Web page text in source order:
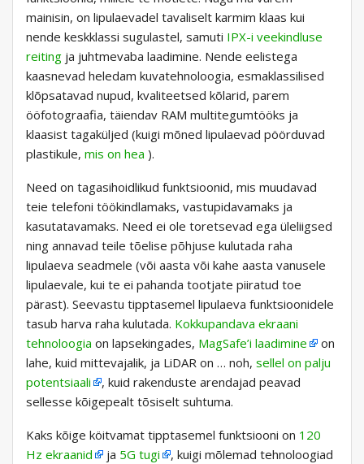
mainisin, on lipulaevadel tavaliselt karmim klaas kui
nende keskklassi sugulastel, samuti IPX-i veekindluse
reiting ja juhtmevaba laadimine. Nende eelistega
kaasnevad heledam kuvatehnoloogia, esmaklassilised
klõpsatavad nupud, kvaliteetsed kõlarid, parem
ööfotograafia, täiendav RAM multitegumtööks ja
klaasist tagaküljed (kuigi mõned lipulaevad pöörduvad
plastikule, mis on hea ).
Need on tagasihoidlikud funktsioonid, mis muudavad
teie telefoni töökindlamaks, vastupidavamaks ja
kasutatavamaks. Need ei ole toretsevad ega üleliigsed
ning annavad teile tõelise põhjuse kulutada raha
lipulaeva seadmele (või aasta või kahe aasta vanusele
lipulaevale, kui te ei pahanda tootjate piiratud toe
pärast). Seevastu tipptasemel lipulaeva funktsioonidele
tasub harva raha kulutada. Kokkupandava ekraani
tehnoloogia on lapsekingades, MagSafe’i laadimine
on
lahe, kuid mittevajalik, ja LiDAR on … noh, sellel on palju
potentsiaali
, kuid rakenduste arendajad peavad
sellesse kõigepealt tõsiselt suhtuma.
Kaks kõige köitvamat tipptasemel funktsiooni on 120
Hz ekraanid
ja 5G tugi
, kuigi mõlemad tehnoloogiad